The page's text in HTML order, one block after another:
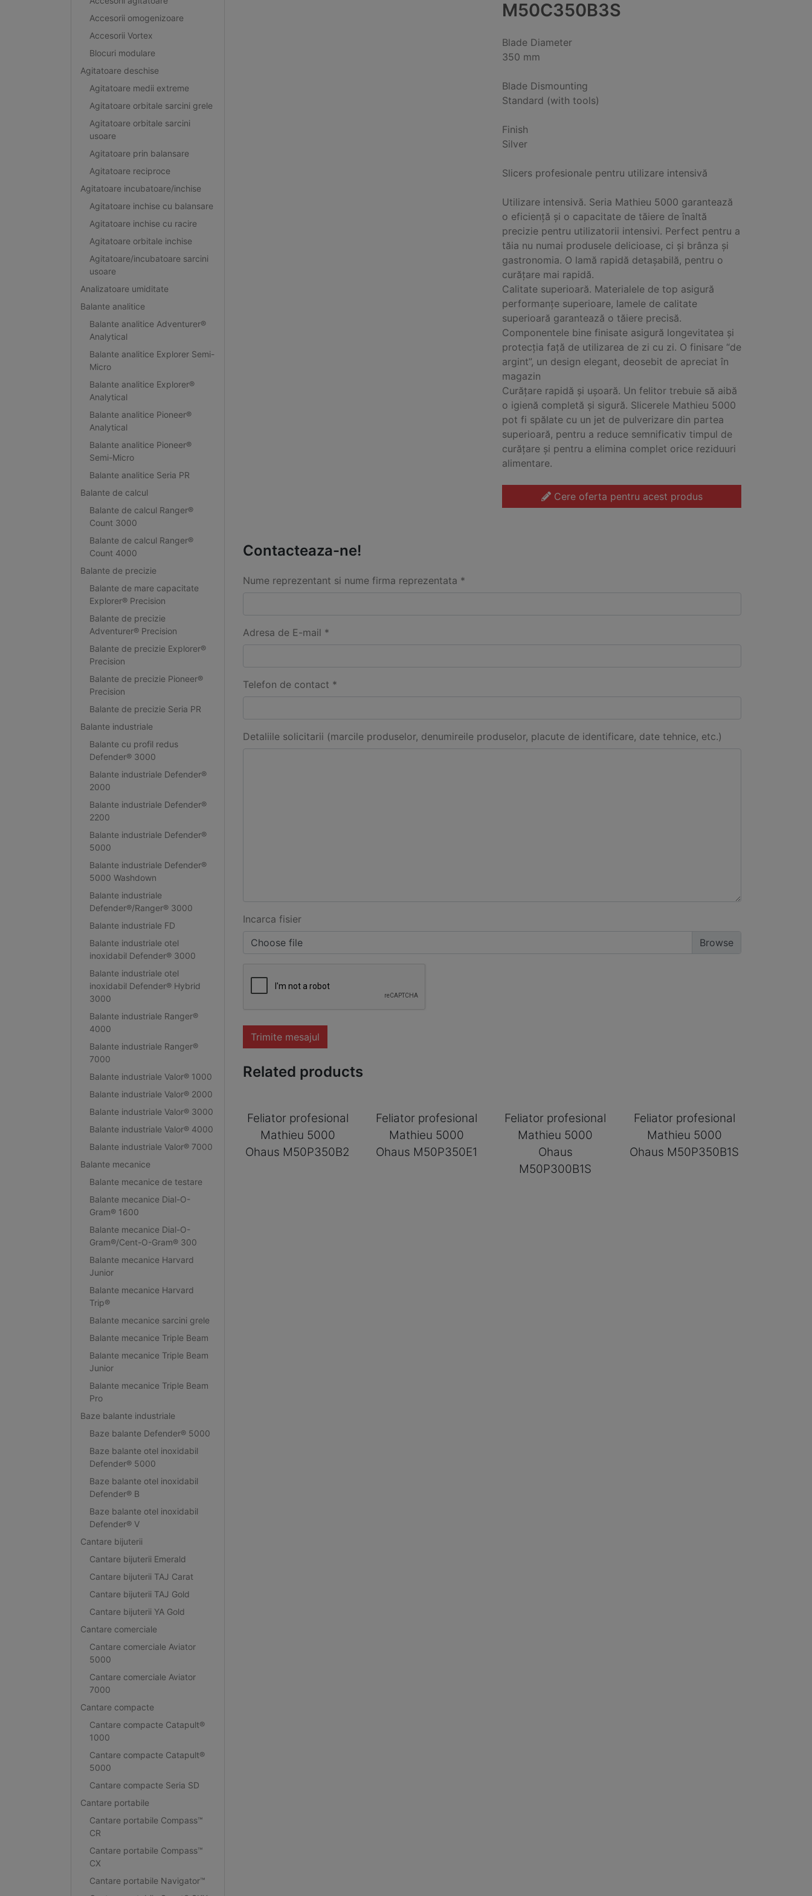
Accesorii omogenizoare
Accesorii Vortex
Blocuri modulare
Agitatoare deschise
Agitatoare medii extreme
Agitatoare orbitale sarcini grele
Agitatoare orbitale sarcini
usoare
Agitatoare prin balansare
Agitatoare reciproce
Agitatoare incubatoare/inchise
Agitatoare inchise cu balansare
Agitatoare inchise cu racire
Agitatoare orbitale inchise
Agitatoare/incubatoare sarcini
usoare
Analizatoare umiditate
Balante analitice
Balante analitice Adventurer®
Analytical
Balante analitice Explorer Semi-
Micro
Balante analitice Explorer®
Analytical
Balante analitice Pioneer®
Analytical
Balante analitice Pioneer®
Semi-Micro
Balante analitice Seria PR
Balante de calcul
Balante de calcul Ranger®
Count 3000
Balante de calcul Ranger®
Count 4000
Balante de precizie
Balante de mare capacitate
Explorer® Precision
Balante de precizie
Adventurer® Precision
Balante de precizie Explorer®
Precision
Balante de precizie Pioneer®
Precision
Balante de precizie Seria PR
Balante industriale
Balante cu profil redus
Defender® 3000
Balante industriale Defender®
2000
Balante industriale Defender®
2200
Balante industriale Defender®
5000
Balante industriale Defender®
5000 Washdown
Balante industriale
Defender®/Ranger® 3000
Balante industriale FD
Balante industriale otel
inoxidabil Defender® 3000
Balante industriale otel
inoxidabil Defender® Hybrid
3000
Balante industriale Ranger®
4000
Balante industriale Ranger®
7000
Balante industriale Valor® 1000
Balante industriale Valor® 2000
Balante industriale Valor® 3000
Balante industriale Valor® 4000
Balante industriale Valor® 7000
Balante mecanice
Balante mecanice de testare
Balante mecanice Dial-O-
Gram® 1600
Balante mecanice Dial-O-
Gram®/Cent-O-Gram® 300
Balante mecanice Harvard
Junior
Balante mecanice Harvard
Trip®
Balante mecanice sarcini grele
Balante mecanice Triple Beam
Balante mecanice Triple Beam
Junior
Balante mecanice Triple Beam
Pro
Baze balante industriale
Baze balante Defender® 5000
Baze balante otel inoxidabil
Defender® 5000
Baze balante otel inoxidabil
Defender® B
Baze balante otel inoxidabil
Defender® V
Cantare bijuterii
Cantare bijuterii Emerald
Cantare bijuterii TAJ Carat
Cantare bijuterii TAJ Gold
Cantare bijuterii YA Gold
Cantare comerciale
Cantare comerciale Aviator
5000
Cantare comerciale Aviator
7000
Cantare compacte
Cantare compacte Catapult®
1000
Cantare compacte Catapult®
5000
Cantare compacte Seria SD
Cantare portabile
Cantare portabile Compass™
CR
Cantare portabile Compass™
CX
Cantare portabile Navigator™
M50C350B3S
Blade Diameter
350 mm
Blade Dismounting
Standard (with tools)
Finish
Silver
Slicers profesionale pentru utilizare intensivă
Utilizare intensivă. Seria Mathieu 5000 garantează
o eficiență și o capacitate de tăiere de înaltă
precizie pentru utilizatorii intensivi. Perfect pentru a
tăia nu numai produsele delicioase, ci și brânza și
gastronomia. O lamă rapidă detașabilă, pentru o
curățare mai rapidă.
Calitate superioară. Materialele de top asigură
performanțe superioare, lamele de calitate
superioară garantează o tăiere precisă.
Componentele bine finisate asigură longevitatea și
protecția față de utilizarea de zi cu zi. O finisare “de
argint”, un design elegant, deosebit de apreciat în
magazin
Curățare rapidă și ușoară. Un felitor trebuie să aibă
o igienă completă și sigură. Slicerele Mathieu 5000
pot fi spălate cu un jet de pulverizare din partea
superioară, pentru a reduce semnificativ timpul de
curățare și pentru a elimina complet orice reziduuri
alimentare.
Cere oferta pentru acest produs
Contacteaza-ne!
Nume reprezentant si nume firma reprezentata *
Adresa de E-mail *
Telefon de contact *
Detaliile solicitarii (marcile produselor, denumireile produselor, placute de identificare, date tehnice, etc.)
Incarca fisier
Choose file
Trimite mesajul
Related products
Feliator profesional
Mathieu 5000
Ohaus M50P350B2
Feliator profesional
Mathieu 5000
Ohaus M50P350E1
Feliator profesional
Mathieu 5000
Ohaus
M50P300B1S
Feliator profesional
Mathieu 5000
Ohaus M50P350B1S